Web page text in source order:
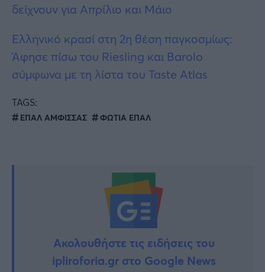
δείχνουν για Απρίλιο και Μάιο
Ελληνικό κρασί στη 2η θέση παγκοσμίως:
Άφησε πίσω του Riesling και Barolo
σύμφωνα με τη λίστα του Taste Atlas
TAGS:
ΕΠΑΛ ΑΜΦΙΣΣΑΣ ΦΩΤΙΑ ΕΠΑΛ
Ακολουθήστε τις ειδήσεις του
ipliroforia.gr στο Google News